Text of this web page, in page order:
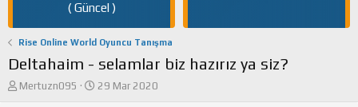
( Güncel )
Rise Online World Oyuncu Tanışma
Deltahaim - selamlar biz hazırız ya siz?
K
Mertuzn095
B
29 Mar 2020